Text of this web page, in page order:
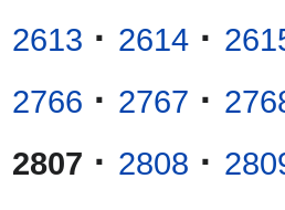
2613 · 2614 ·
2766 · 2767 ·
2807 · 2808 ·